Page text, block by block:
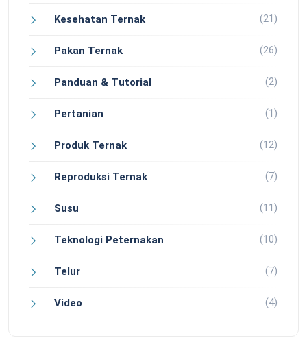
Kesehatan Ternak (21)
Pakan Ternak (26)
Panduan & Tutorial (2)
Pertanian (1)
Produk Ternak (12)
Reproduksi Ternak (7)
Susu (11)
Teknologi Peternakan (10)
Telur (7)
Video (4)